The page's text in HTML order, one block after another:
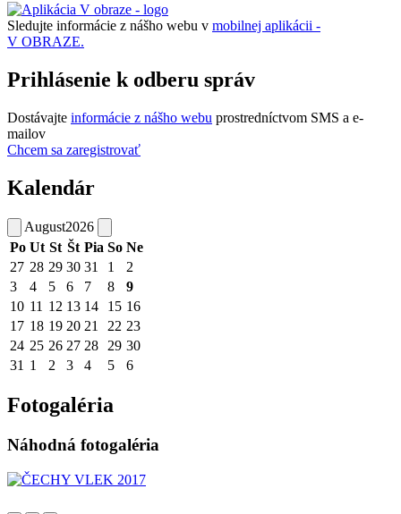
Sledujte informácie z nášho webu v mobilnej aplikácii -
V OBRAZE.
Prihlásenie k odberu správ
Dostávajte informácie z nášho webu prostredníctvom SMS a e-
mailov
Chcem sa zaregistrovať
Kalendár
August2026
Po Ut St Št Pia So Ne
27 28 29 30 31 1
2
3
4 5 6 7 8
9
10 11 12 13 14 15 16
17 18 19 20 21 22 23
24 25 26 27 28 29 30
31 1 2 3 4 5 6
Fotogaléria
Náhodná fotogaléria